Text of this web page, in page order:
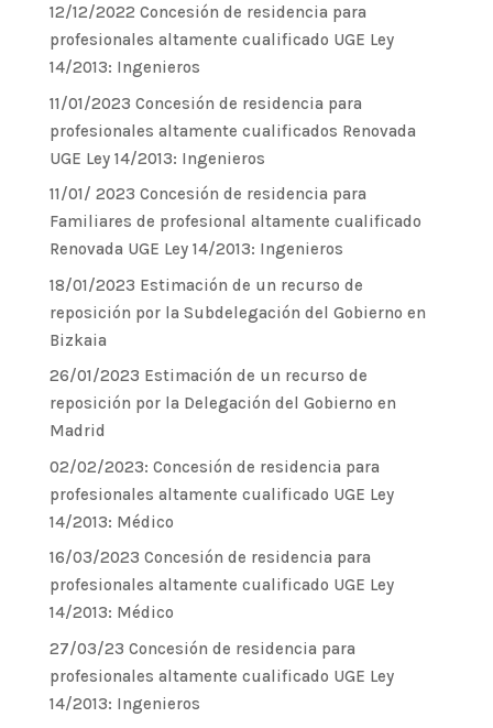
12/12/2022 Concesión de residencia para
profesionales altamente cualificado UGE Ley
14/2013: Ingenieros
11/01/2023 Concesión de residencia para
profesionales altamente cualificados Renovada
UGE Ley 14/2013: Ingenieros
11/01/ 2023 Concesión de residencia para
Familiares de profesional altamente cualificado
Renovada UGE Ley 14/2013: Ingenieros
18/01/2023 Estimación de un recurso de
reposición por la Subdelegación del Gobierno en
Bizkaia
26/01/2023 Estimación de un recurso de
reposición por la Delegación del Gobierno en
Madrid
02/02/2023: Concesión de residencia para
profesionales altamente cualificado UGE Ley
14/2013: Médico
16/03/2023 Concesión de residencia para
profesionales altamente cualificado UGE Ley
14/2013: Médico
27/03/23 Concesión de residencia para
profesionales altamente cualificado UGE Ley
14/2013: Ingenieros